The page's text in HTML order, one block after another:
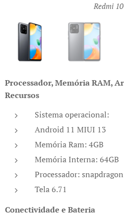
Redmi
Redmi
Processador, Memória RAM,
Recursos
Sistema operacional:
Android 11 MIUI 13
Memória Ram: 4GB
Memória Interna: 64GB
Processador:
Tela 6.71
Conectividade e Bateria